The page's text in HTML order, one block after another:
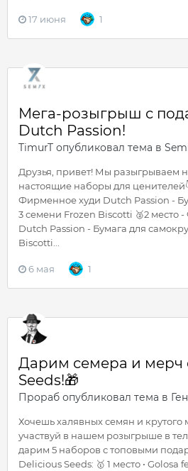
17 июня 1
Мега-розыгрыш с
Dutch Passion!
TimurT опубликовал тема в
Друзья, привет! Мы разыгрываем
настоящие наборы для
Фирменное худи Dutch Passion -
3 семени Frozen Biscotti 🥈2 место
Dutch Passion - Бумага для
Biscotti...
6 мая 1
Дарим семера и мерч
Seeds!🎁
Прораб опубликовал тема в
Хочешь халявных семян и крутого
участвуй в нашем розыгрыше в
дарим 5 наборов с топовыми
Delicious Seeds: 🥇 1 место • Golosa